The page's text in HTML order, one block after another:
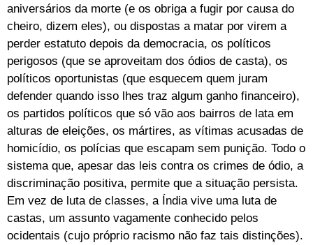
aniversários da morte (e os obriga a fugir por causa do
cheiro, dizem eles), ou dispostas a matar por virem a
perder estatuto depois da democracia, os políticos
perigosos (que se aproveitam dos ódios de casta), os
políticos oportunistas (que esquecem quem juram
defender quando isso lhes traz algum ganho financeiro),
os partidos políticos que só vão aos bairros de lata em
alturas de eleições, os mártires, as vítimas acusadas de
homicídio, os polícias que escapam sem punição. Todo o
sistema que, apesar das leis contra os crimes de ódio, a
discriminação positiva, permite que a situação persista.
Em vez de luta de classes, a Índia vive uma luta de
castas, um assunto vagamente conhecido pelos
ocidentais (cujo próprio racismo não faz tais distinções).